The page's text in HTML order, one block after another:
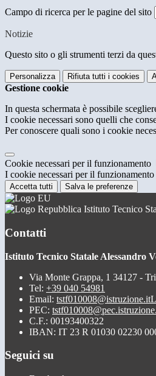
Campo di ricerca per le pagine del sito
Notizie
Questo sito o gli strumenti terzi da
Personalizza Rifiuta tutti i cookies
Gestione cookie
In questa schermata è possibile
I cookie necessari sono quelli che
Per conoscere quali sono i cookie
Cookie necessari per il funzionamento
I cookie necessari per il
Accetta tutti Salva le preferenze
Istituto Tecnico
Contatti
Istituto Tecnico Statale Alessandro
Via Monte Grappa, 1 34127 -
Tel: +39 040 54981
Email: tstf010008@istruzione.it
PEC:
C.F.: 00193400322
IBAN: IT 23 R 01030 02230
Seguici su